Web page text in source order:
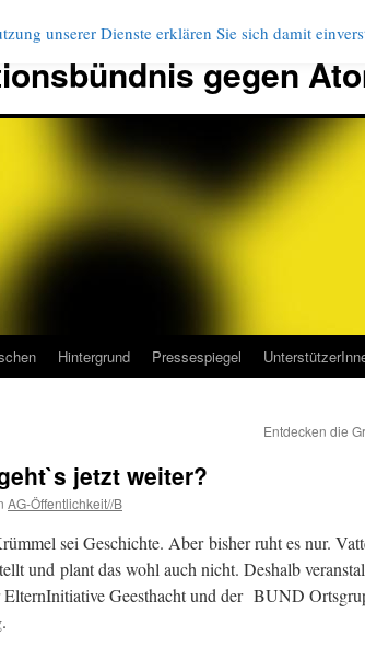
gegen
Hintergrund Pressespiegel
Entdecken die
jetzt weiter?
AG-Öffentlichkeit//B
sei Geschichte. Aber bisher ruht es nur.
und plant das wohl auch nicht. Deshalb
Geesthacht und der BUND
unserer Dienste erklären Sie sich damit